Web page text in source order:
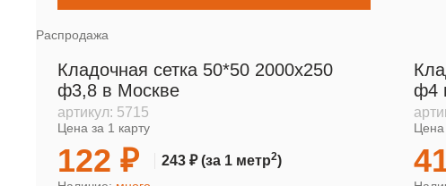
Распродажа
Кладочная сетка 50*50 2000х250
ф3,8 в Москве
артикул: 5715
Цена за 1 карту
122 ₽ 243 ₽(за 1 метр2)
ф4
Цена